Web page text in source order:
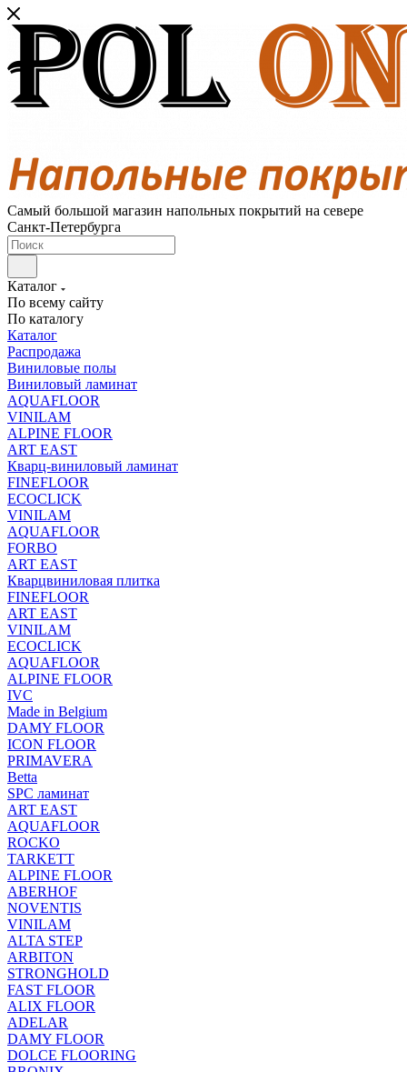
Самый большой магазин напольных покрытий на севере
Санкт-Петербурга
Каталог
По всему сайту
По каталогу
Каталог
Распродажа
Виниловые полы
Виниловый ламинат
AQUAFLOOR
VINILAM
ALPINE FLOOR
ART EAST
Кварц-виниловый ламинат
FINEFLOOR
ECOCLICK
VINILAM
AQUAFLOOR
FORBO
ART EAST
Кварцвиниловая плитка
FINEFLOOR
ART EAST
VINILAM
ECOCLICK
AQUAFLOOR
ALPINE FLOOR
IVC
Made in Belgium
DAMY FLOOR
ICON FLOOR
PRIMAVERA
Betta
SPC ламинат
ART EAST
AQUAFLOOR
ROCKO
TARKETT
ALPINE FLOOR
ABERHOF
NOVENTIS
VINILAM
ALTA STEP
ARBITON
STRONGHOLD
FAST FLOOR
ALIX FLOOR
ADELAR
DAMY FLOOR
DOLCE FLOORING